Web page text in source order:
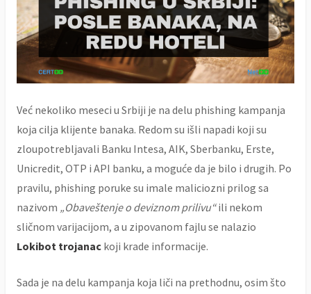
Već nekoliko meseci u Srbiji je na delu phishing kampanja
koja cilja klijente banaka. Redom su išli napadi koji su
zloupotrebljavali Banku Intesa, AIK, Sberbanku, Erste,
Unicredit, OTP i API banku, a moguće da je bilo i drugih. Po
pravilu, phishing poruke su imale maliciozni prilog sa
nazivom „Obaveštenje o deviznom prilivu“ili nekom
sličnom varijacijom, a u zipovanom fajlu se nalazio
Lokibot trojanac koji krade informacije.
Sada je na delu kampanja koja liči na prethodnu, osim što